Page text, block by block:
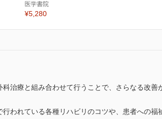
医学書院
¥5,280
治療と組み合わせて行うことで、さらなる改善
われている各種リハビリのコツや、患者への福